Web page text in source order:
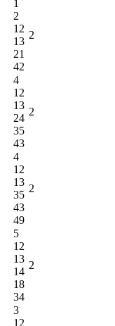
1
2
12
13
21
42
2
4
12
13
24
35
43
2
4
12
13
35
43
49
2
5
12
13
14
18
34
2
3
12